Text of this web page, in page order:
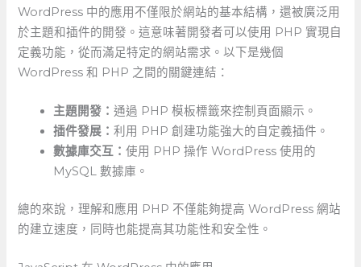
WordPress 中的應用不僅限於網站的基本結構，還被廣泛用
於主題和插件的開發。這意味著開發者可以使用 PHP 實現自
定義功能，從而滿足特定的網站需求。以下是幾個
WordPress ‍和 PHP 之間的關鍵連結：
主題開發：通過 ⁢PHP 模板標籤來控制頁面顯示。
插件發展：利用 PHP ⁤創建功能強大的自定義插件。
數據庫交互：使用 PHP 操作 WordPress 使用的
MySQL 數據庫。
總的來說，理解和應用 PHP 不僅能夠提高 WordPress 網站
的建立速度，同時也能提高其功能性和安全性。